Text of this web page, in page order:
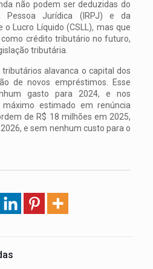
não podem ser deduzidas do
Pessoa Jurídica (IRPJ) e da
o Lucro Líquido (CSLL), mas que
crédito tributário no futuro,
tributária.
alavanca o capital dos
de novos empréstimos. Esse
gasto para 2024, e nos
estimado em renúncia
de R$ 18 milhões em 2025,
e sem nenhum custo para o